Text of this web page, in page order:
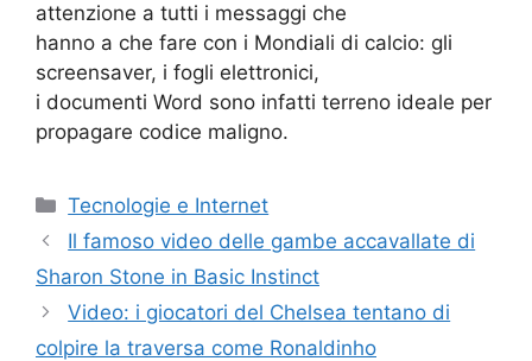
attenzione a tutti i messaggi che
hanno a che fare con i Mondiali di calcio: gli
screensaver, i fogli elettronici,
i documenti Word sono infatti terreno ideale per
propagare codice maligno.
Categorie
Tecnologie e Internet
Il famoso video delle gambe accavallate di
Sharon Stone in Basic Instinct
Video: i giocatori del Chelsea tentano di
colpire la traversa come Ronaldinho